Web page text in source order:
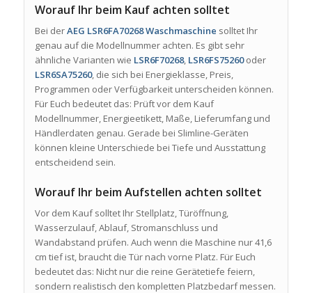
Worauf Ihr beim Kauf achten solltet
Bei derAEG LSR6FA70268 Waschmaschine solltet Ihr
genau auf die Modellnummer achten. Es gibt sehr
ähnliche Varianten wie LSR6F70268, LSR6FS75260oder
LSR6SA75260, die sich bei Energieklasse, Preis,
Programmen oder Verfügbarkeit unterscheiden können.
Für Euch bedeutet das: Prüft vor dem Kauf
Modellnummer, Energieetikett, Maße, Lieferumfang und
Händlerdaten genau. Gerade bei Slimline-Geräten
können kleine Unterschiede bei Tiefe und Ausstattung
entscheidend sein.
Worauf Ihr beim Aufstellen achten solltet
Vor dem Kauf solltet Ihr Stellplatz, Türöffnung,
Wasserzulauf, Ablauf, Stromanschluss und
Wandabstand prüfen. Auch wenn die Maschine nur 41,6
cm tief ist, braucht die Tür nach vorne Platz. Für Euch
bedeutet das: Nicht nur die reine Gerätetiefe feiern,
sondern realistisch den kompletten Platzbedarf messen.